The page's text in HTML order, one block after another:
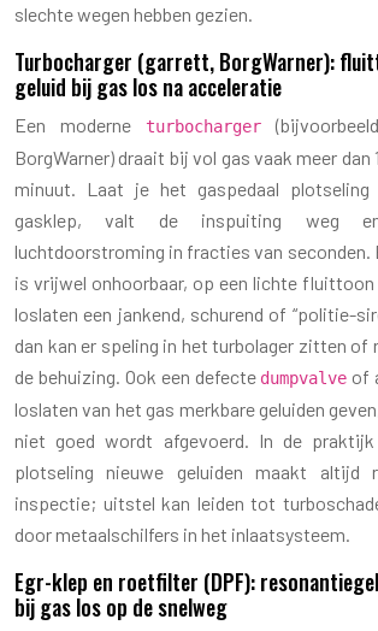
slechte wegen hebben gezien.
Turbocharger (garrett, BorgWarner):
geluid bij gas los na acceleratie
Een moderne turbocharger
BorgWarner) draait bij vol gas vaak meer
minuut. Laat je het gaspedaal
gasklep, valt de inspuiting weg
luchtdoorstroming in fracties van seconden.
is vrijwel onhoorbaar, op een lichte fluittoon
loslaten een jankend, schurend of “politie-
dan kan er speling in het turbolager zitten of
de behuizing. Ook een defecte dumpvalve of
loslaten van het gas merkbare geluiden
niet goed wordt afgevoerd. In de
plotseling nieuwe geluiden maakt altijd
inspectie; uitstel kan leiden tot
door metaalschilfers in het inlaatsysteem.
Egr-klep en roetfilter (DPF):
bij gas los op de snelweg